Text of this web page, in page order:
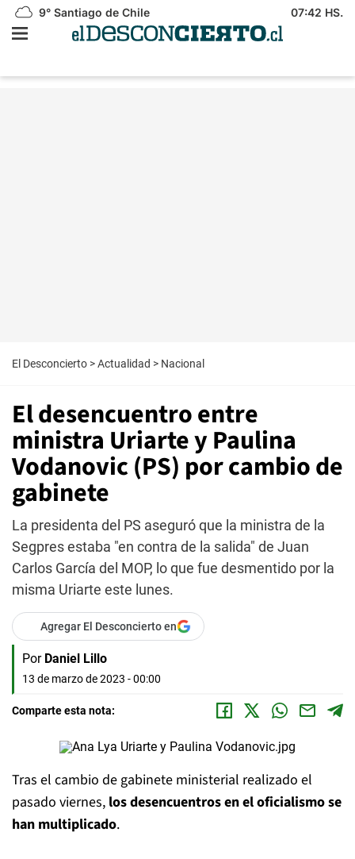
9° Santiago de Chile 07:42 HS.
El Desconcierto >Actualidad > Nacional
El desencuentro entre
ministra Uriarte y Paulina
Vodanovic (PS) por cambio de
gabinete
La presidenta del PS aseguró que la ministra de la
Segpres estaba "en contra de la salida" de Juan
Carlos García del MOP, lo que fue desmentido por la
misma Uriarte este lunes.
Agregar El Desconcierto en
Por Daniel Lillo
13 de marzo de 2023 - 00:00
Comparte esta nota:
Tras el cambio de gabinete ministerial realizado el
pasado viernes, los desencuentros en el oficialismo se
han multiplicado.